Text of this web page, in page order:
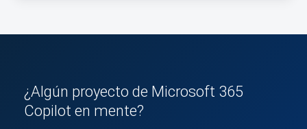
¿Algún proyecto de Microsoft 365
Copilot en mente?